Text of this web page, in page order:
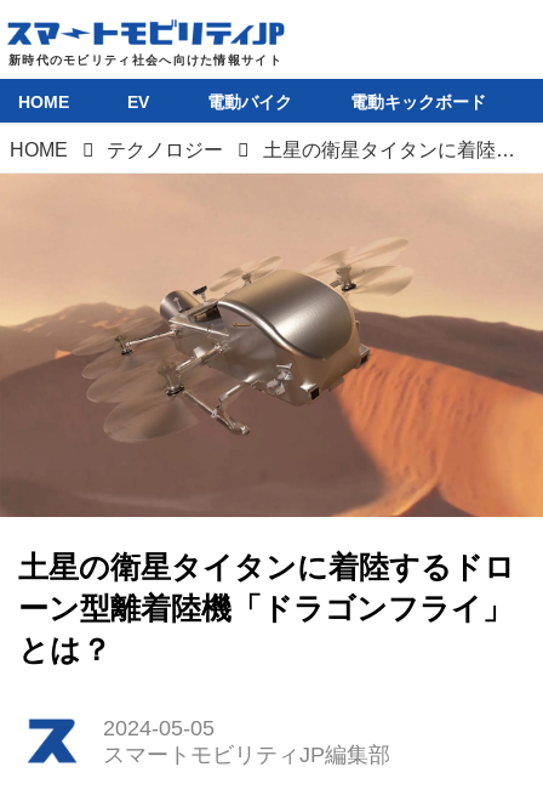
HOME EV 電動バイク 電動キックボード
HOME テクノロジー 土星の衛星タイタンに着陸するドローン型離着陸機「ドラゴンフライ」とは？
土星の衛星タイタンに着陸するドロ
ーン型離着陸機「ドラゴンフライ」
とは？
2024-05-05
スマートモビリティJP編集部